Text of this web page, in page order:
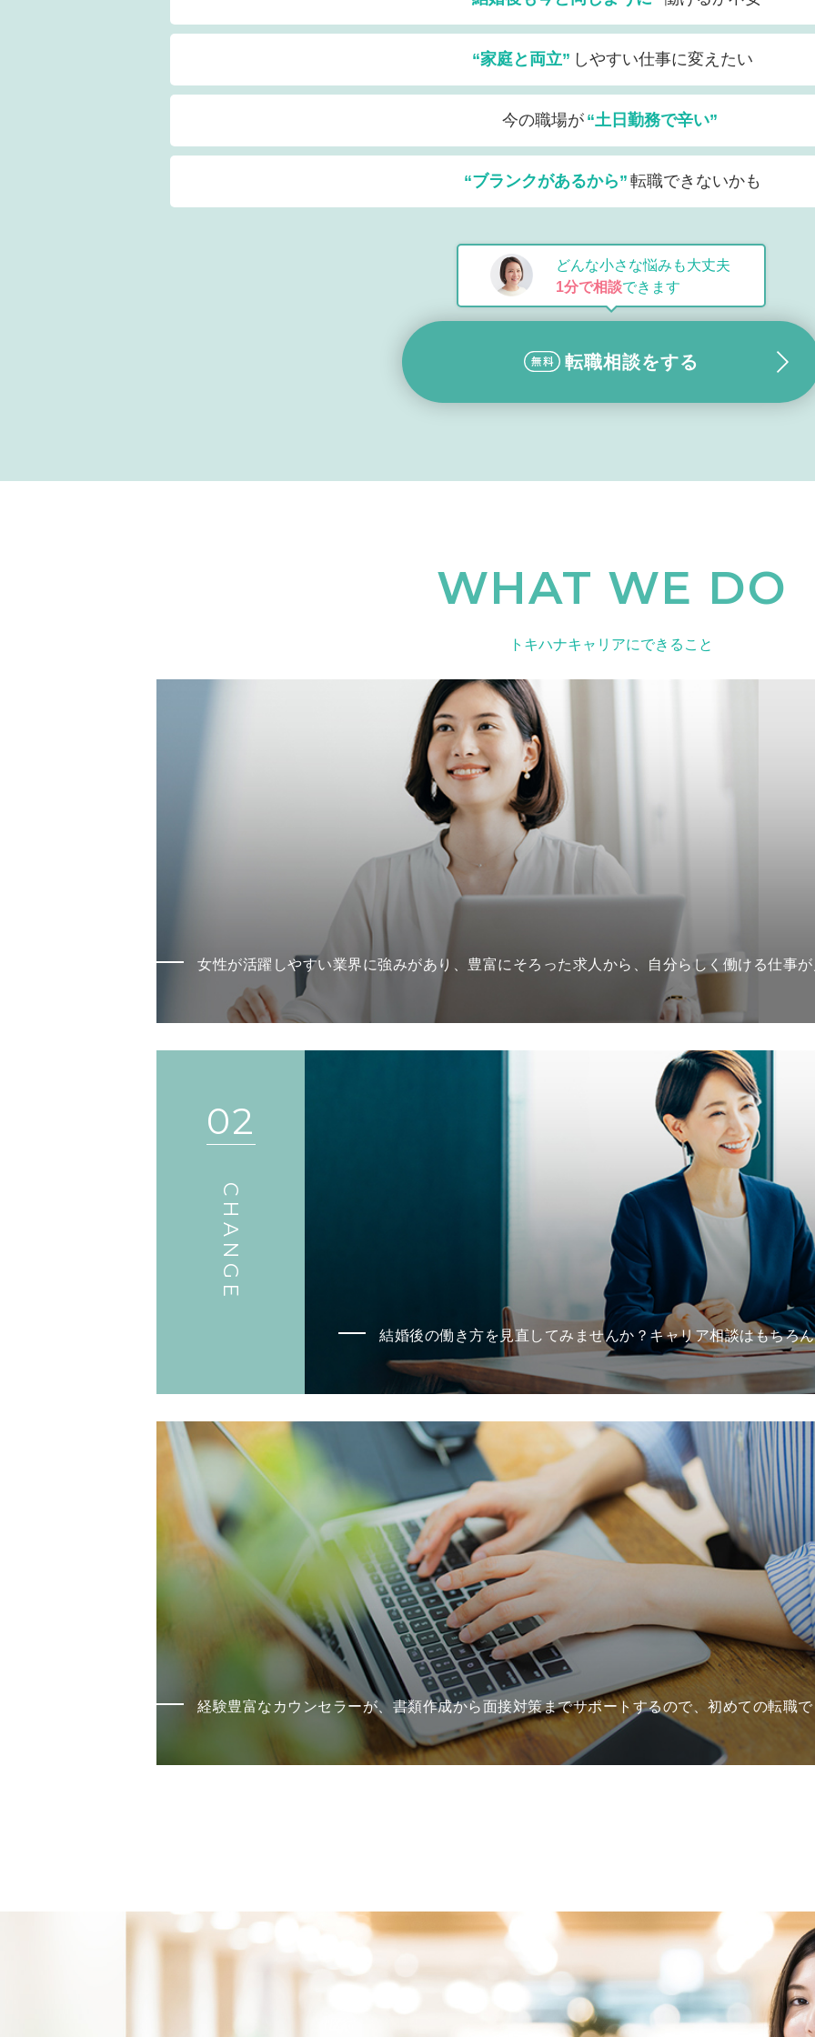
“家庭と両立” しやすい仕事に変えたい
今の職場が “土日勤務で辛い”
“ブランクがあるから” 転職できないかも
どんな小さな悩みも大丈夫
1分で相談できます
転職相談をする
WHAT WE DO
トキハナキャリアにできること
女性が活躍しやすい業界に強みがあり、豊富にそろった求人から、自分らしく働ける仕事
02
CHANGE
結婚後の働き方を見直してみませんか？キャリア相談はもちろ
経験豊富なカウンセラーが、書類作成から面接対策までサポートするので、初めての転職